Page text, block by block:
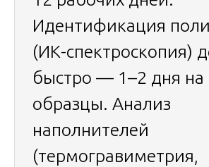
Идентификация
(ИК-спектроскопия)
быстро — 1–2 дня на
образцы. Анализ
наполнителей
(термогравиметрия,